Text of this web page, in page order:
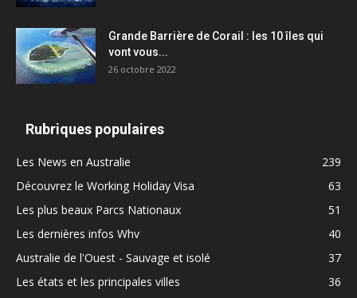
Grande Barrière de Corail : les 10 îles qui
vont vous...
26 octobre 2022
Rubriques populaires
Les News en Australie
239
Découvrez le Working Holiday Visa
63
Les plus beaux Parcs Nationaux
51
Les dernières infos Whv
40
Australie de l'Ouest - Sauvage et isolé
37
Les états et les principales villes
36